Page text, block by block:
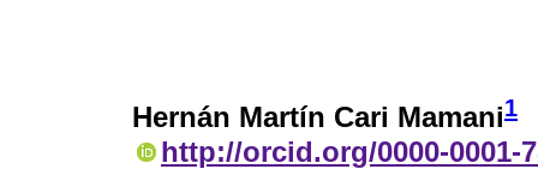
Hernán Martín Cari Mamani1
http://orcid.org/0000-0001-